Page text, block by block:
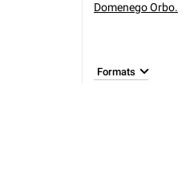
Domenego Orbo.
Formats